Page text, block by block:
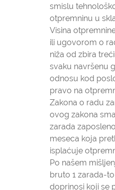
smislu
otpremninu u
Visina
ili ugovorom o
niža od zbira
svaku navršenu
odnosu kod
pravo na
Zakona o radu
ovog zakona
zarada
meseca koja
isplaćuje
Po našem
bruto 1 zarada-
doprinosi koji se